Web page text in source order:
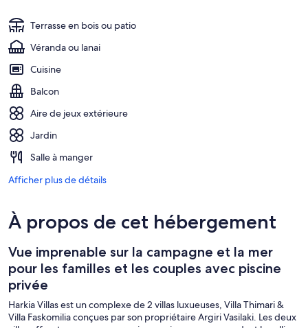
Terrasse en bois ou patio
Véranda ou lanai
Cuisine
Balcon
Aire de jeux extérieure
Jardin
Salle à manger
Afficher plus de détails
À propos de cet hébergement
Vue imprenable sur la campagne et la mer
pour les familles et les couples avec piscine
privée
Harkia Villas est un complexe de 2 villas luxueuses, Villa Thimari &
Villa Faskomilia conçues par son propriétaire Argiri Vasilaki. Les deux